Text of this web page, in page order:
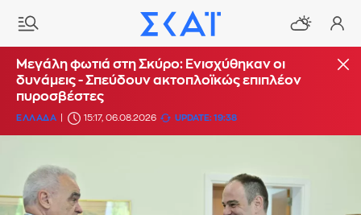
Μεγάλη φωτιά στη Σκύρο: Ενισχύθηκαν οι
δυνάμεις - Σπεύδουν ακτοπλοϊκώς επιπλέον
πυροσβέστες
ΕΛΛΑΔΑ 15:17, 06.08.2026 UPDATE: 19:38